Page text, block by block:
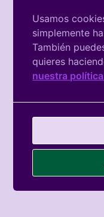
Usamos
simplemente
También
quieres
nuestra